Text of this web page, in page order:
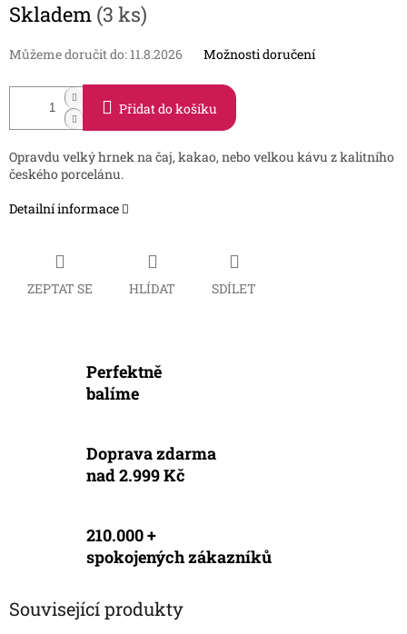
cena:
Skladem (3 ks)
Můžeme doručit do: 11.8.2026 Možnosti doručení
Přidat do košíku
Opravdu velký hrnek na čaj, kakao, nebo velkou kávu z kalitního
českého porcelánu.
Detailní informace
ZEPTAT SE HLÍDAT SDÍLET
Perfektně
balíme
Doprava zdarma
nad 2.999 Kč
210.000 +
spokojených zákazníků
Související produkty